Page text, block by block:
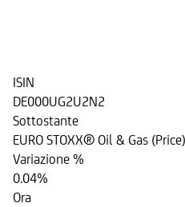
ISIN
DE000UG2U2N2
Sottostante
EURO STOXX® Oil & Gas
Variazione %
0.04%
Ora